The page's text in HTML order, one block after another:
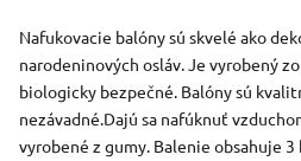
Nafukovacie balóny sú skvelé ako
narodeninových osláv. Je vyrobený
biologicky bezpečné. Balóny sú
nezávadné.Dajú sa nafúknuť
vyrobené z gumy. Balenie obsahuje